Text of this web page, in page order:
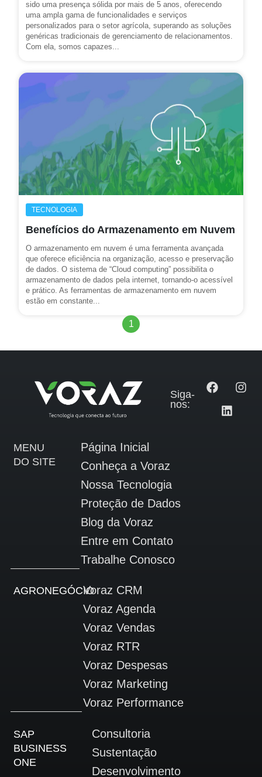
sido uma presença sólida por mais de 5 anos, oferecendo
uma ampla gama de funcionalidades e serviços
personalizados para o setor agrícola, superando as soluções
genéricas tradicionais de gerenciamento de relacionamentos.
Com ela, somos capazes...
TECNOLOGIA
Benefícios do Armazenamento em Nuvem
O armazenamento em nuvem é uma ferramenta avançada
que oferece eficiência na organização, acesso e preservação
de dados. O sistema de “Cloud computing” possibilita o
armazenamento de dados pela internet, tornando-o acessível
e prático. As ferramentas de armazenamento em nuvem
estão em constante...
1
Siga-
nos:
MENU
DO SITE
Página Inicial
Conheça a Voraz
Nossa Tecnologia
Proteção de Dados
Blog da Voraz
Entre em Contato
Trabalhe Conosco
AGRONEGÓCIOVoraz CRM
Voraz Agenda
Voraz Vendas
Voraz RTR
Voraz Despesas
Voraz Marketing
Voraz Performance
SAP
BUSINESS
ONE
Consultoria
Sustentação
Desenvolvimento